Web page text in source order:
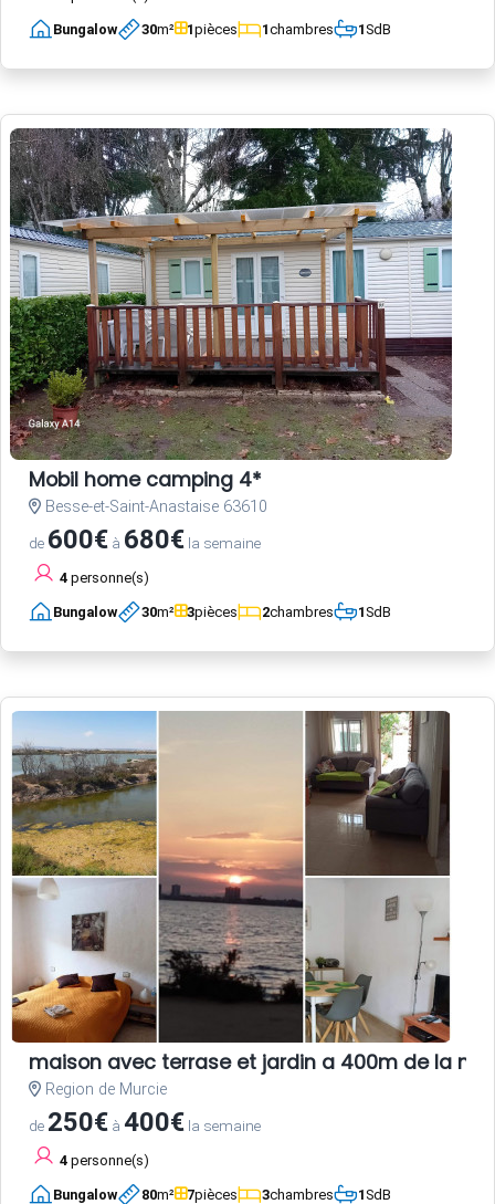
Bungalow 30m² 1pièces 1chambres 1SdB
Mobil home camping 4*
Besse-et-Saint-Anastaise 63610
de 600€ à 680€ la semaine
4 personne(s)
Bungalow 30m² 3pièces 2chambres 1SdB
maison avec terrase et jardin a 400m de la mer
Region de Murcie
de 250€ à 400€ la semaine
4 personne(s)
Bungalow 80m² 7pièces 3chambres 1SdB